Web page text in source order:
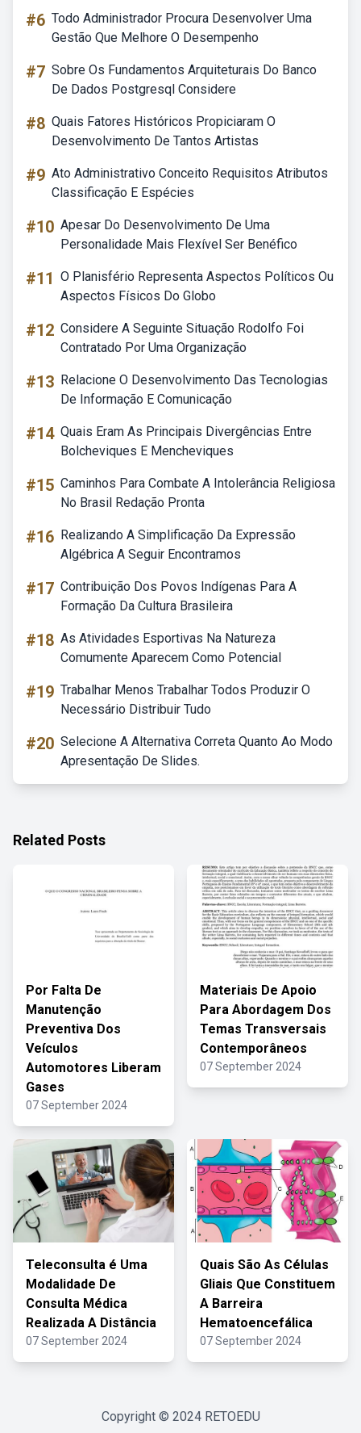
#6 Todo Administrador Procura Desenvolver Uma
Gestão Que Melhore O Desempenho
#7 Sobre Os Fundamentos Arquiteturais Do Banco
De Dados Postgresql Considere
#8 Quais Fatores Históricos Propiciaram O
Desenvolvimento De Tantos Artistas
#9 Ato Administrativo Conceito Requisitos Atributos
Classificação E Espécies
#10 Apesar Do Desenvolvimento De Uma
Personalidade Mais Flexível Ser Benéfico
#11 O Planisfério Representa Aspectos Políticos Ou
Aspectos Físicos Do Globo
#12 Considere A Seguinte Situação Rodolfo Foi
Contratado Por Uma Organização
#13 Relacione O Desenvolvimento Das Tecnologias
De Informação E Comunicação
#14 Quais Eram As Principais Divergências Entre
Bolcheviques E Mencheviques
#15 Caminhos Para Combate A Intolerância Religiosa
No Brasil Redação Pronta
#16 Realizando A Simplificação Da Expressão
Algébrica A Seguir Encontramos
#17 Contribuição Dos Povos Indígenas Para A
Formação Da Cultura Brasileira
#18 As Atividades Esportivas Na Natureza
Comumente Aparecem Como Potencial
#19 Trabalhar Menos Trabalhar Todos Produzir O
Necessário Distribuir Tudo
#20 Selecione A Alternativa Correta Quanto Ao Modo
Apresentação De Slides.
Related Posts
Por Falta De
Manutenção
Preventiva Dos
Veículos
Automotores Liberam
Gases
07 September 2024
Materiais De Apoio
Para Abordagem Dos
Temas Transversais
Contemporâneos
07 September 2024
Teleconsulta é Uma
Modalidade De
Consulta Médica
Realizada A Distância
07 September 2024
Quais São As Células
Gliais Que Constituem
A Barreira
Hematoencefálica
07 September 2024
Copyright © 2024 RETOEDU